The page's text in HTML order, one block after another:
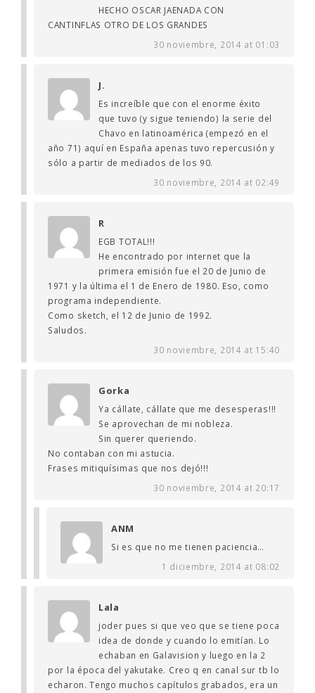
HECHO OSCAR JAENADA CON
CANTINFLAS OTRO DE LOS GRANDES
30 noviembre, 2014 at 01:03
J.
Es increíble que con el enorme éxito
que tuvo (y sigue teniendo) la serie del
Chavo en latinoamérica (empezó en el
año 71) aquí en España apenas tuvo repercusión y
sólo a partir de mediados de los 90.
30 noviembre, 2014 at 02:49
R
EGB TOTAL!!!
He encontrado por internet que la
primera emisión fue el 20 de Junio de
1971 y la última el 1 de Enero de 1980. Eso, como
programa independiente.
Como sketch, el 12 de Junio de 1992.
Saludos.
30 noviembre, 2014 at 15:40
Gorka
Ya cállate, cállate que me desesperas!!!
Se aprovechan de mi nobleza.
Sin querer queriendo.
No contaban con mi astucia.
Frases mitiquísimas que nos dejó!!!
30 noviembre, 2014 at 20:17
ANM
Si es que no me tienen paciencia…
1 diciembre, 2014 at 08:02
Lala
joder pues si que veo que se tiene poca
idea de donde y cuando lo emitían. Lo
echaban en Galavision y luego en la 2
por la época del yakutake. Creo q en canal sur tb lo
echaron. Tengo muchos capítulos grabados, era un